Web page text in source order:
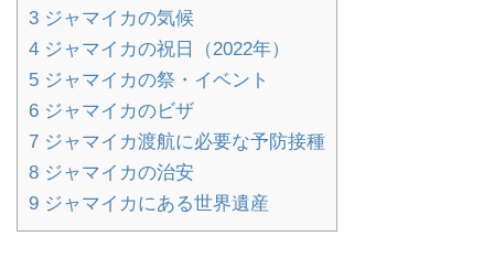
3 ジャマイカの気候
4 ジャマイカの祝日（2022年）
5 ジャマイカの祭・イベント
6 ジャマイカのビザ
7 ジャマイカ渡航に必要な予防接種
8 ジャマイカの治安
9 ジャマイカにある世界遺産